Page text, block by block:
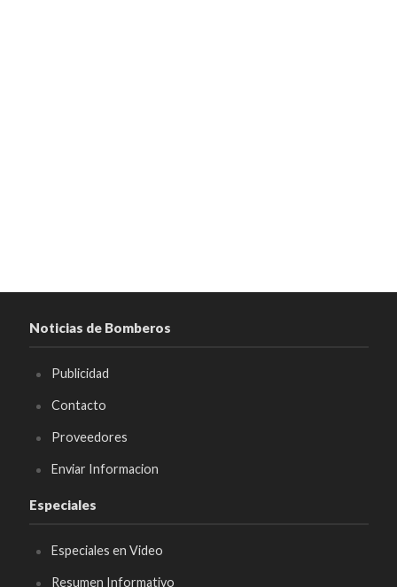
Noticias de Bomberos
Publicidad
Contacto
Proveedores
Enviar Informacion
Especiales
Especiales en Video
Resumen Informativo